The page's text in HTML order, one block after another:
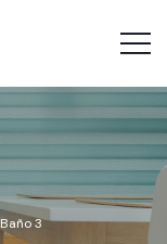
Baño 3